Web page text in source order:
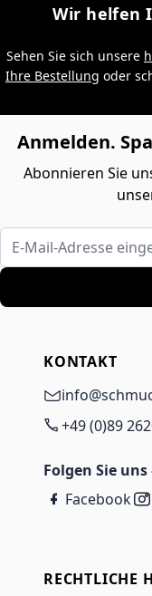
Wir helfen
Sehen Sie sich unsere
Ihre Bestellung oder
Anmelden.
Abonnieren Sie
E-Mail-Adresse
KONTAKT
+49 (0)89
Folgen Sie
Facebook
RECHTLICHE